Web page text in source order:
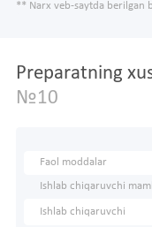
** Narx veb-saytda berilgan
Preparatning
№10
Faol moddalar
Ishlab chiqaruvchi
Ishlab chiqaruvchi